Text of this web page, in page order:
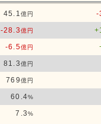
45.1億円
-
-28.3億円
-6.5億円
81.3億円
769億円
60.4%
7.3%